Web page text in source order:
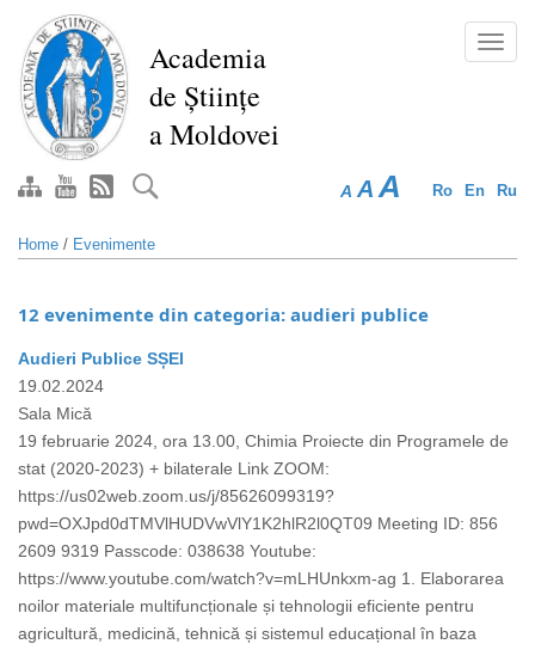
main
content
Academia
de Științe
a Moldovei
Ro En Ru
A A A
Home / Evenimente
12 evenimente din categoria: audieri publice
Audieri Publice SȘEI
19.02.2024
Sala Mică
19 februarie 2024, ora 13.00, Chimia Proiecte din Programele de
stat (2020-2023) + bilaterale Link ZOOM:
https://us02web.zoom.us/j/85626099319?
pwd=OXJpd0dTMVlHUDVwVlY1K2hlR2l0QT09 Meeting ID: 856
2609 9319 Passcode: 038638 Youtube:
https://www.youtube.com/watch?v=mLHUnkxm-ag 1. Elaborarea
noilor materiale multifuncționale și tehnologii eficiente pentru
agricultură, medicină, tehnică și sistemul educațional în baza